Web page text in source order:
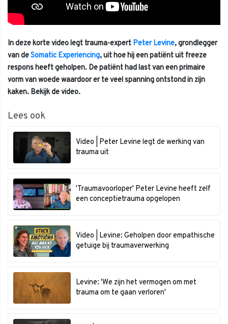
In deze korte video legt trauma-expert Peter Levine, grondlegger
van deSomatic Experiencing, uit hoe hij een patiënt uit freeze
respons heeft geholpen. De patiënt had last van een primaire
vorm van woede waardoor er te veel spanning ontstond in zijn
kaken. Bekijk de video.
Lees ook
Video | Peter Levine legt de werking van
trauma uit
'Traumavoorloper' Peter Levine heeft zelf
een conceptietrauma opgelopen
Video | Levine: Geholpen door empathische
getuige bij traumaverwerking
Levine: 'We zijn het vermogen om met
trauma om te gaan verloren'